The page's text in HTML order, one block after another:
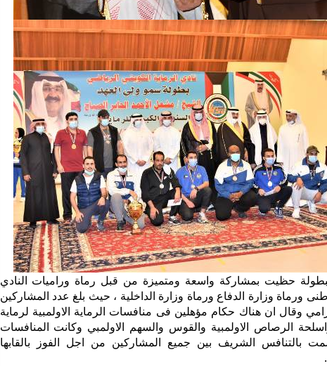
حظيت بمشاركة واسعة ومتميزة من قبل رماة وراميات النادي
ورماة وزارة الدفاع ورماة وزارة الداخلية ، حيث بلغ عدد المشاركين
يزيد عن 300 رامي وقال ان هناك حكام مؤهلين فى منافسات الرماية الاولمبية لرماية
الرصاص الاولمبية والقوس والسهم الاولمبي وكانت المنافسات
بالتنافس الشريف بين جميع المشاركين من اجل الفوز بالقابها